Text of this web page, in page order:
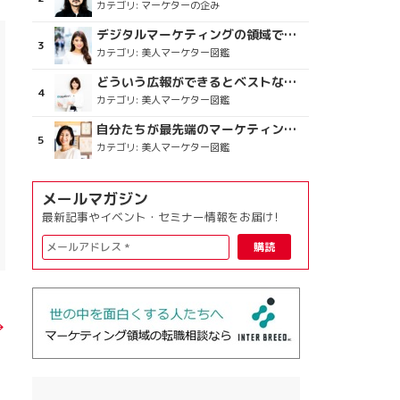
カテゴリ: マーケターの企み
デジタルマーケティングの領域で、海外というステージに
カテゴリ: 美人マーケター図鑑
どういう広報ができるとベストなのか
カテゴリ: 美人マーケター図鑑
自分たちが最先端のマーケティングを目指す
カテゴリ: 美人マーケター図鑑
メールマガジン
最新記事やイベント・セミナー情報をお届け!